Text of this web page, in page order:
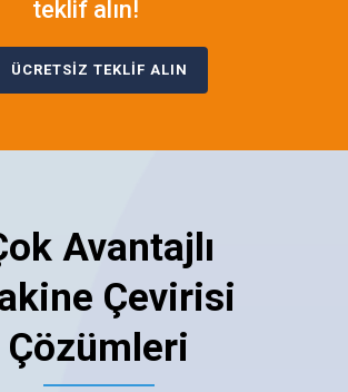
teklif alın!
ÜCRETSİZ TEKLİF ALIN
Avantajlı
Çevirisi
Çözümleri